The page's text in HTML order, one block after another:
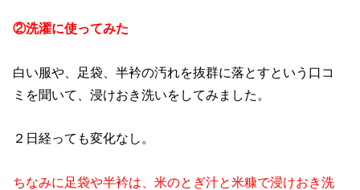
②洗濯に使ってみた
白い服や、足袋、半衿の汚れを抜群に落とすという口コ
ミを聞いて、浸けおき洗いをしてみました。
２日経っても変化なし。
ちなみに足袋や半衿は、米のとぎ汁と米糠で浸けおき洗